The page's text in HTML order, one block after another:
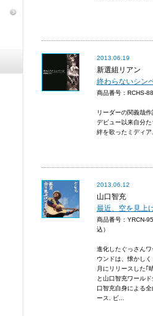
2013.06.19
新選組リアン
終わらないシン
商品番号：RCHS-
リーダーの関義哉
デビュー以来自分
絆を歌ったミディ
2013.06.12
山口智充
最近、空を見上
商品番号：YRCN-
込）
進化したぐっさん
ウンドは、懐かし
月にリリースした｢
と山口智充ワール
口智充自身による
ース. ビ...